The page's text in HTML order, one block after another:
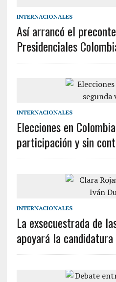
INTERNACIONALES
Así arrancó el
Presidenciales
INTERNACIONALES
Elecciones en
participación y sin
INTERNACIONALES
La exsecuestrada de
apoyará la